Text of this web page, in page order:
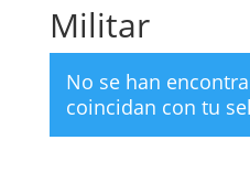
Militar
No se han
coincidan con tu